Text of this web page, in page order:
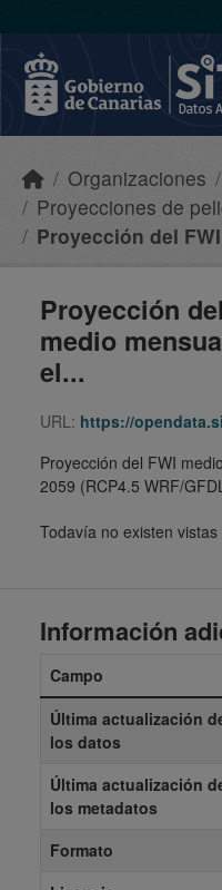
Organizaciones
Proyecciones de
Proyección del
Proyección
medio
el...
URL: https://opendata.sitcan.es/dataset/5070aada-6206-4640-8a14-80021b6b0fac/
Proyección del FWI
2059 (RCP4.5 WRF/
Todavía no existen
Información
Campo
Última actualización
los datos
Última actualización
los metadatos
Formato